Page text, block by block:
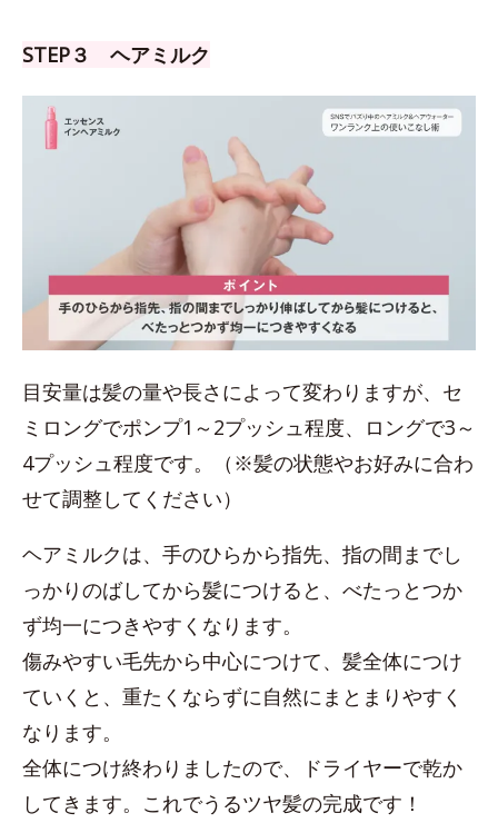
STEP３ ヘアミルク
目安量は髪の量や長さによって変わりますが、セ
ミロングでポンプ1～2プッシュ程度、ロングで3～
4プッシュ程度です。（※髪の状態やお好みに合わ
せて調整してください）
ヘアミルクは、手のひらから指先、指の間までし
っかりのばしてから髪につけると、べたっとつか
ず均一につきやすくなります。
傷みやすい毛先から中心につけて、髪全体につけ
ていくと、重たくならずに自然にまとまりやすく
なります。
全体につけ終わりましたので、ドライヤーで乾か
してきます。これでうるツヤ髪の完成です！